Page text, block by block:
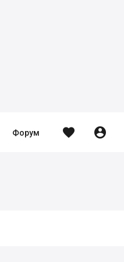
Форум  